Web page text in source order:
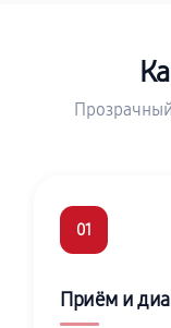
01
Приём и